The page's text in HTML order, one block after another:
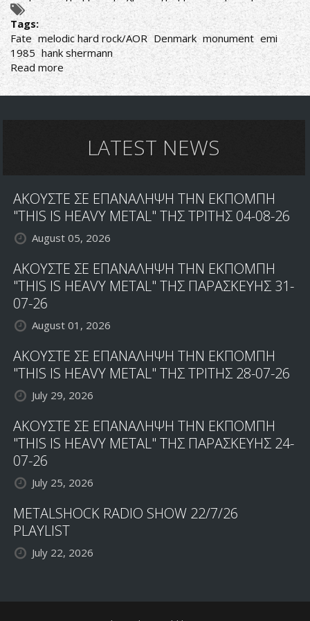
Tags:
Fate melodic hard rock/AOR Denmark monument emi
1985 hank shermann
Read moreabout
Fate-
Fate
LATEST NEWS
ΑΚΟΥΣΤΕ ΣΕ ΕΠΑΝΑΛΗΨΗ ΤΗΝ ΕΚΠΟΜΠΗ
"THIS IS HEAVY METAL" ΤΗΣ ΤΡΙΤΗΣ 04-08-26
August 05, 2026
ΑΚΟΥΣΤΕ ΣΕ ΕΠΑΝΑΛΗΨΗ ΤΗΝ ΕΚΠΟΜΠΗ
"THIS IS HEAVY METAL" ΤΗΣ ΠΑΡΑΣΚΕΥΗΣ 31-
07-26
August 01, 2026
ΑΚΟΥΣΤΕ ΣΕ ΕΠΑΝΑΛΗΨΗ ΤΗΝ ΕΚΠΟΜΠΗ
"THIS IS HEAVY METAL" ΤΗΣ ΤΡΙΤΗΣ 28-07-26
July 29, 2026
ΑΚΟΥΣΤΕ ΣΕ ΕΠΑΝΑΛΗΨΗ ΤΗΝ ΕΚΠΟΜΠΗ
"THIS IS HEAVY METAL" ΤΗΣ ΠΑΡΑΣΚΕΥΗΣ 24-
07-26
July 25, 2026
METALSHOCK RADIO SHOW 22/7/26
PLAYLIST
July 22, 2026